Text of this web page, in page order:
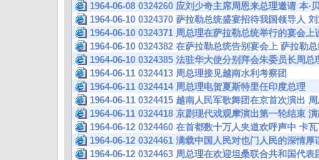
1964-06-08 0324260 应刘少奇主席周恩来总理邀请 本·
1964-06-10 0324370 萨拉勒总统盛宴招待我国领导人
1964-06-10 0324371 周总理在萨拉勒总统举行的宴会
1964-06-10 0324382 在萨拉勒总统告别宴会上 萨拉勒
1964-06-10 0324385 法驻华大使分别拜会朱委员长周总
1964-06-11 0324413 周总理接见越南水利考察团
1964-06-11 0324414 周总理电贺夏斯特里任印度总理
1964-06-11 0324415 越南人民军歌舞团在京首次演出
1964-06-11 0324418 京剧现代戏观摩演出第一轮结束
1964-06-12 0324460 在首都数十万人夹道欢呼声中 卡
1964-06-12 0324461 满载中国人民对也门人民的深情
1964-06-12 0324463 周总理在欢迎坦桑联合共和国代